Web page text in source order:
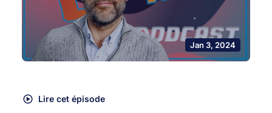
Jan 3, 2024
Lire cet épisode